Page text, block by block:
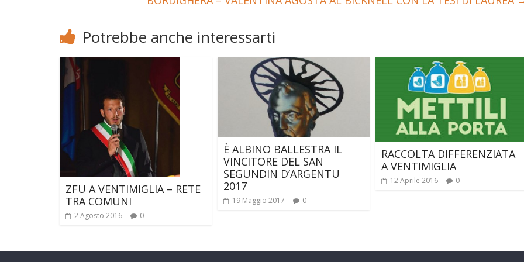
Potrebbe anche interessarti
ZFU A VENTIMIGLIA – RETE
TRA COMUNI
2 Agosto 2016 0
È ALBINO BALLESTRA IL
VINCITORE DEL SAN
SEGUNDIN D’ARGENTU
2017
19 Maggio 2017 0
RACCOLTA DIFFERENZIATA
A VENTIMIGLIA
12 Aprile 2016 0